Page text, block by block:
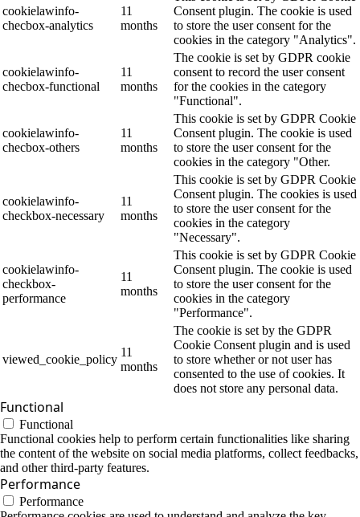
cookielawinfo-
checbox-analytics
11
months
Consent plugin. The cookie is used
to store the user consent for the
cookies in the category "Analytics".
cookielawinfo-
checbox-functional
11
months
The cookie is set by GDPR cookie
consent to record the user consent
for the cookies in the category
"Functional".
cookielawinfo-
checbox-others
11
months
This cookie is set by GDPR Cookie
Consent plugin. The cookie is used
to store the user consent for the
cookies in the category "Other.
cookielawinfo-
checkbox-necessary
11
months
This cookie is set by GDPR Cookie
Consent plugin. The cookies is used
to store the user consent for the
cookies in the category
"Necessary".
cookielawinfo-
checkbox-
performance
11
months
This cookie is set by GDPR Cookie
Consent plugin. The cookie is used
to store the user consent for the
cookies in the category
"Performance".
viewed_cookie_policy
11
months
The cookie is set by the GDPR
Cookie Consent plugin and is used
to store whether or not user has
consented to the use of cookies. It
does not store any personal data.
Functional
Functional
Functional cookies help to perform certain functionalities like sharing
the content of the website on social media platforms, collect feedbacks,
and other third-party features.
Performance
Performance